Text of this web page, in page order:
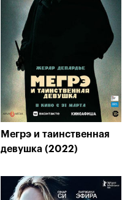
Мегрэ и таинственная
девушка (2022)